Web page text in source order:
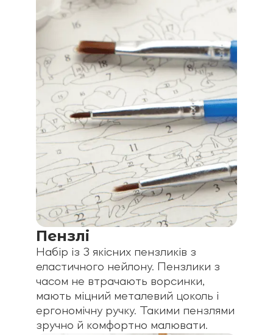
Пензлі
Набір із 3 якісних пензликів з
еластичного нейлону. Пензлики з
часом не втрачають ворсинки,
мають міцний металевий цоколь і
ергономічну ручку. Такими пензлями
зручно й комфортно малювати.